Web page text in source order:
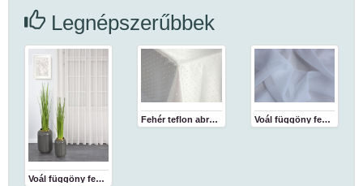
Legnépszerűbbek
Voál függöny fehér
Fehér teflon abrosz Voál függöny fehér 180 cm